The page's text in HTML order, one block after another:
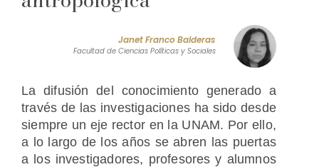
Janet Franco Balderas
Facultad de Ciencias Políticas y Sociales
La difusión del conocimiento generado a
través de las investigaciones ha sido desde
siempre un eje rector en la UNAM. Por ello,
a lo largo de los años se abren las puertas
a los investigadores, profesores y alumnos